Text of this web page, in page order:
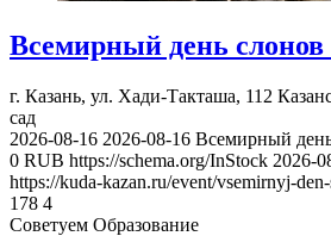
Всемирный день слонов
г. Казань, ул. Хади-Такташа, 112
сад
2026-08-16 2026-08-16 Всемирный
0 RUB https://schema.org/InStock 2026-
https://kuda-kazan.ru/event/vsemirnyj-
178 4
Советуем Образование